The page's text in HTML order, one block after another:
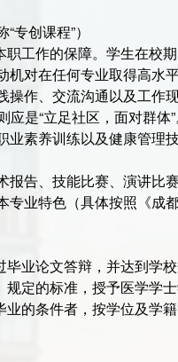
“专创课程”）
工作的保障。学生在校
机对在任何专业取得高
作、交流沟通以及工作现
是“立足社区，面对群
素养训练以及健康管理
报告、技能比赛、演讲
业特色（具体按照《成
业论文答辩，并达到学
定的标准，授予医学学士
的条件者，按学位及学